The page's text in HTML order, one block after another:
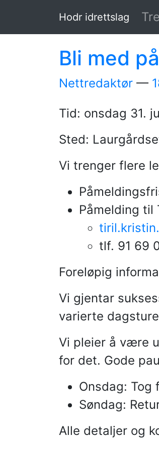
Hodr idrettslag
Bli med
Nettredaktør
Tid: onsdag 31.
Sted:
Vi trenger flere
Påmelding til
tlf. 91 69
Foreløpig
Vi gjentar
varierte
Vi pleier å være
for det. Gode
Onsdag:
Søndag:
Alle detaljer og